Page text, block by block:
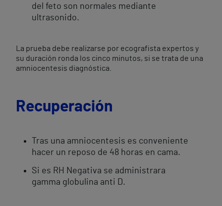
del feto son normales mediante
ultrasonido.
La prueba debe realizarse por ecografista expertos y
su duración ronda los cinco minutos, si se trata de una
amniocentesis diagnóstica.
Recuperación
Tras una amniocentesis es conveniente
hacer un reposo de 48 horas en cama.
Si es RH Negativa se administrara
gamma globulina anti D.